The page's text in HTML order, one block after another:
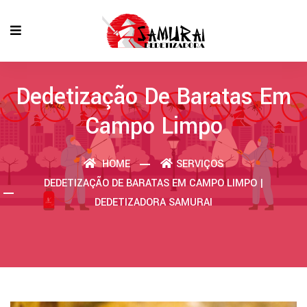
Dedetização De Baratas Em
Campo Limpo
HOME
SERVIÇOS
DEDETIZAÇÃO DE BARATAS EM CAMPO LIMPO |
DEDETIZADORA SAMURAI